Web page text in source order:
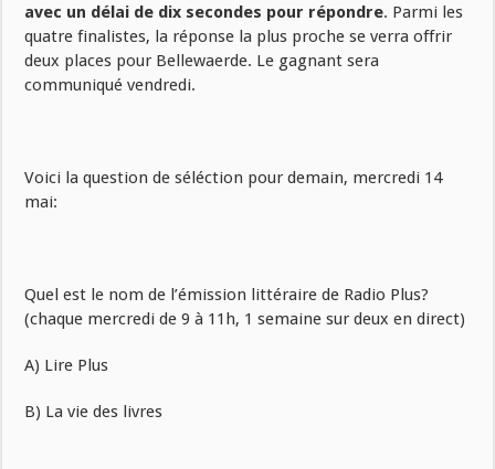
avec un délai de dix secondes pour répondre. Parmi les
quatre finalistes, la réponse la plus proche se verra offrir
deux places pour Bellewaerde. Le gagnant sera
communiqué vendredi.
Voici la question de séléction pour demain, mercredi 14
mai:
Quel est le nom de l’émission littéraire de Radio Plus?
(chaque mercredi de 9 à 11h, 1 semaine sur deux en direct)
A) Lire Plus
B) La vie des livres